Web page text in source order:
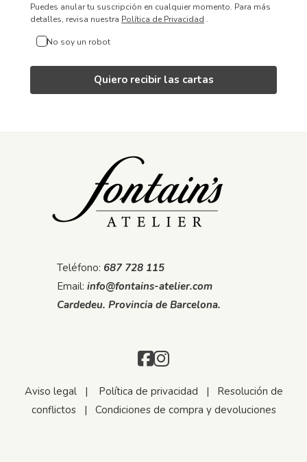
Puedes anular tu suscripción en cualquier momento. Para más
detalles, revisa nuestra Política de Privacidad .
No soy un robot
Quiero recibir las cartas
Teléfono: 687 728 115
Email: info@fontains-atelier.com
Cardedeu. Provincia de Barcelona.
Aviso legal| Política de privacidad | Resolución de
conflictos| Condiciones de compra y devoluciones